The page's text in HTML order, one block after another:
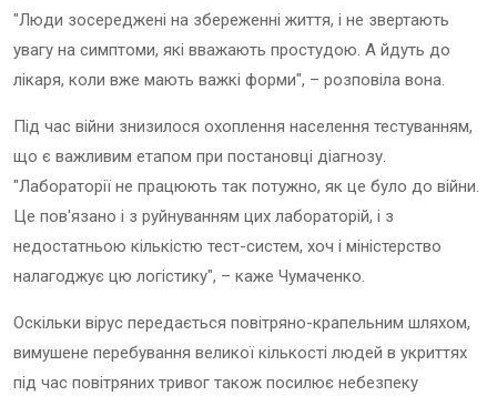
"Люди зосереджені на збереженні життя, і не звертають
увагу на симптоми, які вважають простудою. А йдуть до
лікаря, коли вже мають важкі форми", – розповіла вона.
Під час війни знизилося охоплення населення тестуванням,
що є важливим етапом при постановці діагнозу.
"Лабораторії не працюють так потужно, як це було до війни.
Це пов'язано і з руйнуванням цих лабораторій, і з
недостатньою кількістю тест-систем, хоч і міністерство
налагоджує цю логістику", – каже Чумаченко.
Оскільки вірус передається повітряно-крапельним шляхом,
вимушене перебування великої кількості людей в укриттях
під час повітряних тривог також посилює небезпеку